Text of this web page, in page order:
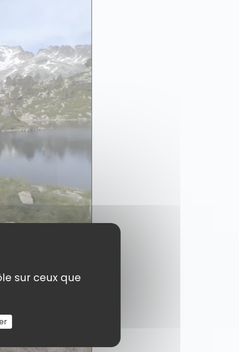
sur ceux que